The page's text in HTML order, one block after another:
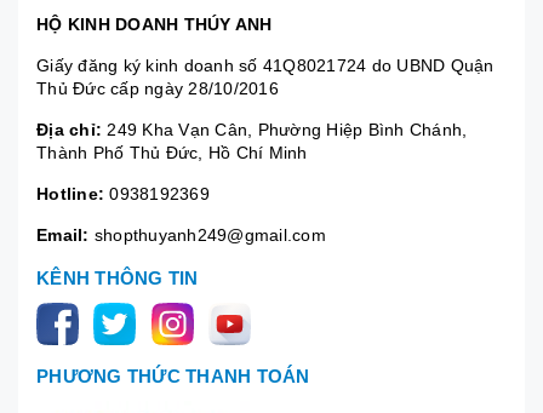
HỘ KINH DOANH THÚY ANH
Giấy đăng ký kinh doanh số 41Q8021724 do UBND Quận
Thủ Đức cấp ngày 28/10/2016
Địa chỉ: 249 Kha Vạn Cân, Phường Hiệp Bình Chánh,
Thành Phố Thủ Đức, Hồ Chí Minh
Hotline: 0938192369
Email: shopthuyanh249@gmail.com
KÊNH THÔNG TIN
PHƯƠNG THỨC THANH TOÁN